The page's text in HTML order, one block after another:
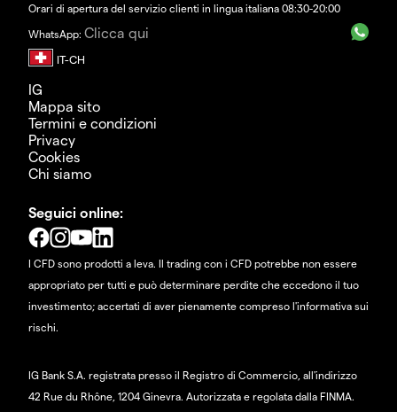
Orari di apertura del servizio clienti in lingua italiana 08:30-20:00
WhatsApp: Clicca qui
IG
Mappa sito
Termini e condizioni
Privacy
Cookies
Chi siamo
Seguici online:
I CFD sono prodotti a leva. Il trading con i CFD potrebbe non essere
appropriato per tutti e può determinare perdite che eccedono il tuo
investimento; accertati di aver pienamente compreso l'informativa sui
rischi.
IG Bank S.A. registrata presso il Registro di Commercio, all'indirizzo
42 Rue du Rhône, 1204 Ginevra. Autorizzata e regolata dalla FINMA.